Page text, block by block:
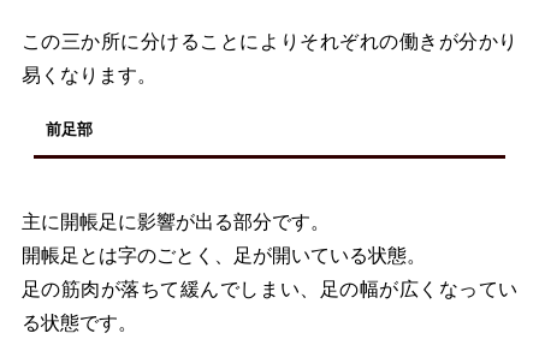
この三か所に分けることによりそれぞれの働きが分かり
易くなります。
前足部
主に開帳足に影響が出る部分です。
開帳足とは字のごとく、足が開いている状態。
足の筋肉が落ちて緩んでしまい、足の幅が広くなってい
る状態です。